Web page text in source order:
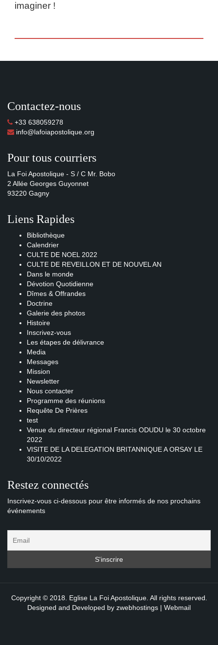
imaginer !
Contactez-nous
+33 638059278
info@lafoiapostolique.org
Pour tous courriers
La Foi Apostolique - S / C Mr. Bobo
2 Allée Georges Guyonnet
93220 Gagny
Liens Rapides
Bibliothèque
Calendrier
CULTE DE NOEL 2022
CULTE DE REVEILLON ET DE NOUVEL AN
Dans le monde
Dévotion Quotidienne
Dîmes & Offrandes
Doctrine
Galerie des photos
Histoire
Inscrivez-vous
Les étapes de délivrance
Media
Messages
Mission
Newsletter
Nous contacter
Programme des réunions
Requête De Prières
test
Venue du directeur régional Francis ODUDU le 30 octobre
2022
VISITE DE LA DELEGATION BRITANNIQUE A ORSAY LE
30/10/2022
Restez connectés
Inscrivez-vous ci-dessous pour être informés de nos prochains
événements
Copyright © 2018. Eglise La Foi Apostolique. All rights reserved.
Designed and Developed by zwebhostings | Webmail